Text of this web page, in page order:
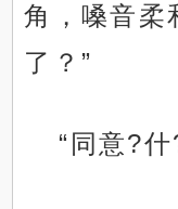
角，嗓音柔
了？”
“同意?什